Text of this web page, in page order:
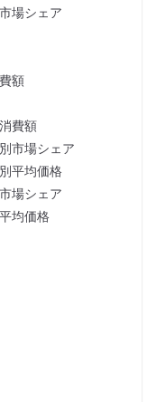
場シェア
額
費額
市場シェア
平均価格
場シェア
均価格